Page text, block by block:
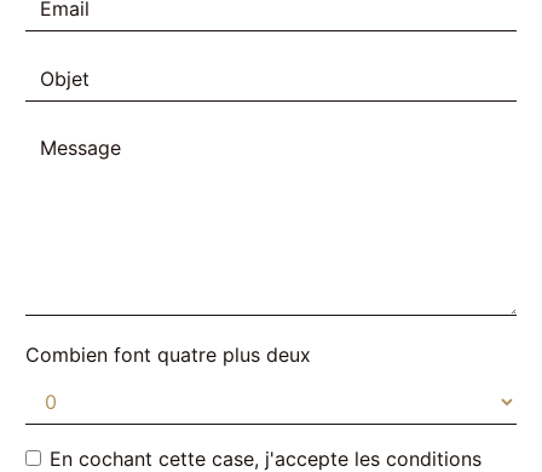
Combien font quatre plus deux
En cochant cette case, j'accepte les conditions